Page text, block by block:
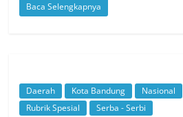
Baca Selengkapnya
Daerah Kota Bandung Nasional
Rubrik Spesial
Serba - Serbi